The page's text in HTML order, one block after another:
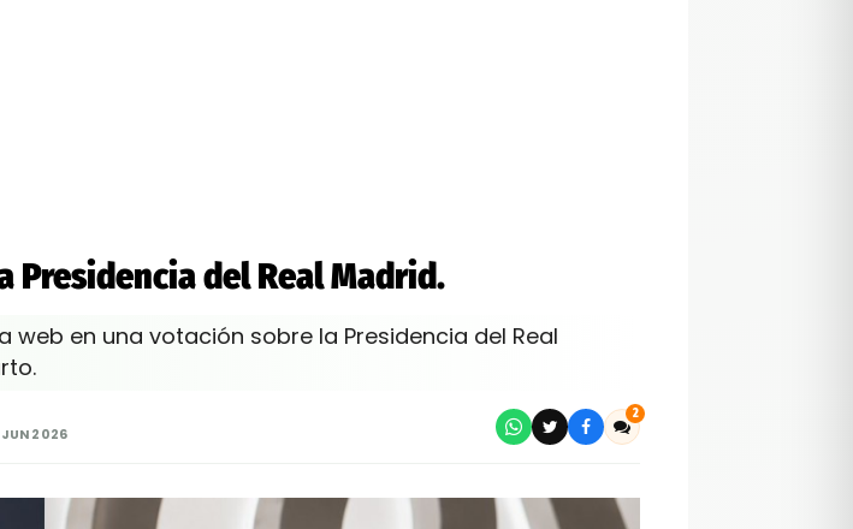
Presidencia del Real Madrid.
en una votación sobre la Presidencia del Real
2026
2